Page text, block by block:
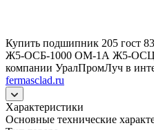
Купить подшипник 205 гост
Ж5-ОСБ-1000 ОМ-1А Ж5-
компании УралПромЛуч в
fermasclad.ru
Характеристики
Основные технические